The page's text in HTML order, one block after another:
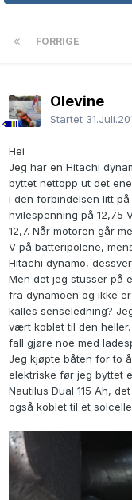
FORRIGE
Olevine
Startet
Hei
Jeg har en Hitachi
byttet nettopp ut det
i den forbindelsen litt
hvilespenning på 12,75
12,7. Når motoren går
V på batteripolene,
Hitachi dynamo,
Men det jeg stusser på
fra dynamoen og ikke
kalles senseledning?
vært koblet til den
fall gjøre noe med
Jeg kjøpte båten for to
elektriske før jeg byttet
Nautilus Dual 115 Ah,
også koblet til et